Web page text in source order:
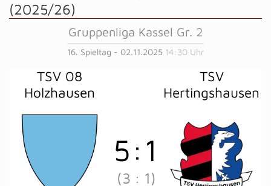
(2025/26)
Gruppenliga Kassel Gr. 2
16. Spieltag - 02.11.2025 14:30 Uhr
TSV 08
Holzhausen
TSV
Hertingshausen
5 : 1
(3 : 1)